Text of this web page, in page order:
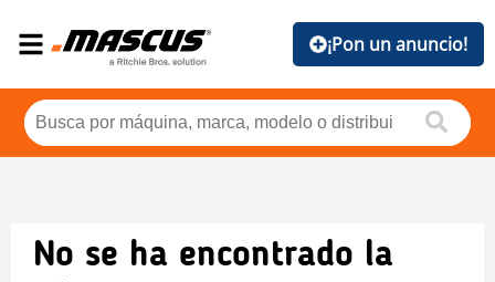
¡Pon un anuncio!
No se ha encontrado la